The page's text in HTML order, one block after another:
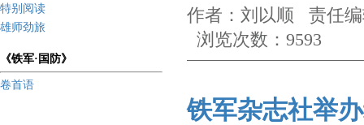
特别阅读
雄师劲旅
《铁军·国防》
卷首语
作者：刘以顺 责任
浏览次数：9593
铁军杂志社举